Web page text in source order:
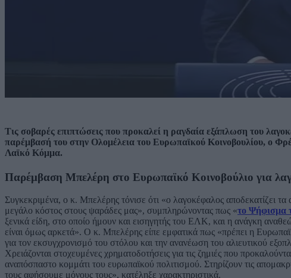
Τις σοβαρές επιπτώσεις που προκαλεί η ραγδαία εξάπλωση του
παρέμβασή του στην Ολομέλεια του Ευρωπαϊκού Κοινοβουλίου, ο
Λαϊκό Κόμμα.
Παρέμβαση Μπελέρη στο Ευρωπαϊκό Κοινοβούλιο για
Συγκεκριμένα, ο κ. Μπελέρης τόνισε ότι «ο λαγοκέφαλος αποδεκατίζει
μεγάλο κόστος στους ψαράδες μας», συμπληρώνοντας πως «το Ψήφισμα
ξενικά είδη, στο οποίο ήμουν και εισηγητής του ΕΛΚ, και η ανάγκη
είναι όμως αρκετά». Ο κ. Μπελέρης είπε εμφατικά πως «πρέπει η
για τον εκσυγχρονισμό του στόλου και την ανανέωση του αλιευτικού
Χρειάζονται στοχευμένες χρηματοδοτήσεις για τις ζημιές που
αναπόσπαστο κομμάτι του ευρωπαϊκού πολιτισμού. Στηρίζουν τις
τους αφήσουμε μόνους τους», κατέληξε χαρακτηριστικά.